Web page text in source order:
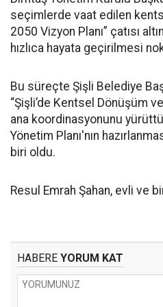
seçimlerde vaat edilen
2050 Vizyon Planı” çatısı
hızlıca hayata geçirilmesi
Bu süreçte Şişli Belediye
“Şişli’de Kentsel Dönüşüm
ana koordinasyonunu
Yönetim Planı'nın
biri oldu.
Resul Emrah Şahan, evli ve bir
HABERE YORUM KAT